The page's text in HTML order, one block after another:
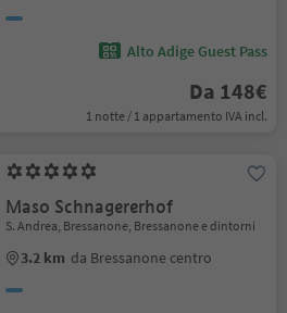
Alto Adige Guest Pass
Da 148€
1 notte / 1 appartamento IVA incl.
Maso Schnagererhof
S. Andrea, Bressanone, Bressanone e dintorni
3.2 km da Bressanone centro